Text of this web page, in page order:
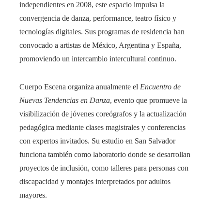
independientes en 2008, este espacio impulsa la
convergencia de danza, performance, teatro físico y
tecnologías digitales. Sus programas de residencia han
convocado a artistas de México, Argentina y España,
promoviendo un intercambio intercultural continuo.
Cuerpo Escena organiza anualmente el Encuentro de
Nuevas Tendencias en Danza, evento que promueve la
visibilización de jóvenes coreógrafos y la actualización
pedagógica mediante clases magistrales y conferencias
con expertos invitados. Su estudio en San Salvador
funciona también como laboratorio donde se desarrollan
proyectos de inclusión, como talleres para personas con
discapacidad y montajes interpretados por adultos
mayores.